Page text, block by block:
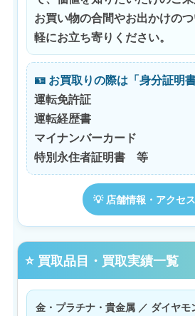
お買い物の合間やお出かけの
軽にお立ち寄りください。
🪪 お買取りの際は「身分証明
運転免許証
運転経歴書
マイナンバーカード
特別永住者証明書 等
💡 店舗情報・アクセ
⭐ 買取品目・買取実績一覧
金・プラチナ・貴金属 ／ ダイヤモ